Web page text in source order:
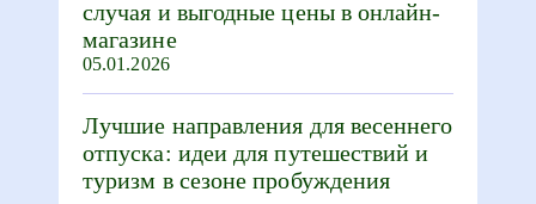
случая и выгодные цены в онлайн-
магазине
05.01.2026
Лучшие направления для весеннего
отпуска: идеи для путешествий и
туризм в сезоне пробуждения